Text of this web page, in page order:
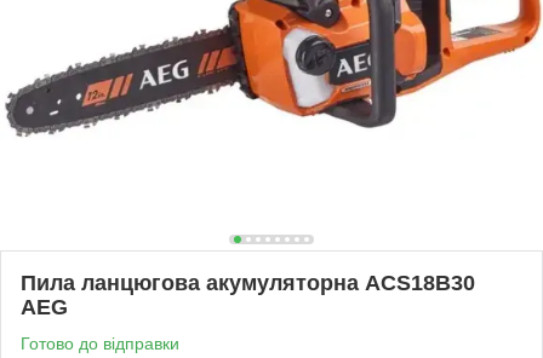
Пила ланцюгова акумуляторна ACS18B30
AEG
Готово до відправки